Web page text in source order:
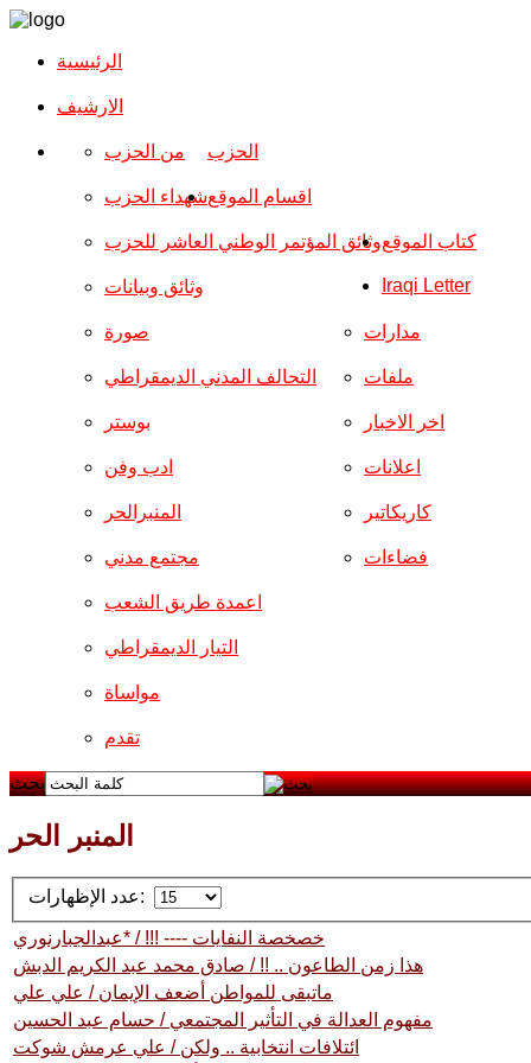
الرئيسية
الارشیف
الحزب من الحزب
شهداء الحزب
وثائق المؤتمر الوطني العاشر للحزب
وثائق وبيانات
اقسام الموقع
صورة
التحالف المدني الديمقراطي
بوستر
ادب وفن
المنبرالحر
مجتمع مدني
مدارات
ملفات
اخر الاخبار
اعلانات
كاريكاتير
فضاءات
اعمدة طريق الشعب
التيار الديمقراطي
مواساة
تقدم
كتاب الموقع
Iraqi Letter
بحث
المنبر الحر
عدد الإظهارات:
خصخصة النفايات ---- !!! / *عبدالجبارنوري
هذا زمن الطاعون .. !! / صادق محمد عبد الكريم الدبش
ماتبقى للمواطن أضعف الإيمان / علي علي
مفهوم العدالة في التأثير المجتمعي / حسام عبد الحسين
ائتلافات انتخابية .. ولكن / علي عرمش شوكت